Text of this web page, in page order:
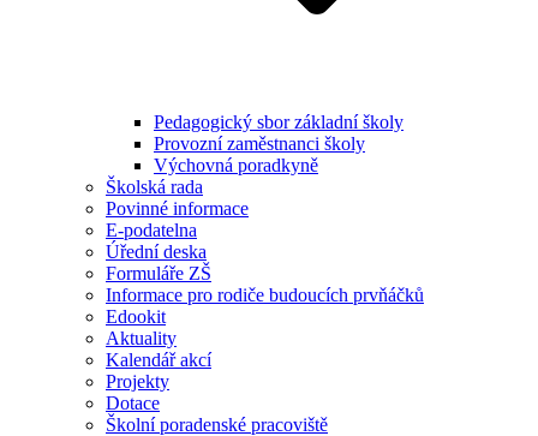
Pedagogický sbor základní školy
Provozní zaměstnanci školy
Výchovná poradkyně
Školská rada
Povinné informace
E-podatelna
Úřední deska
Formuláře ZŠ
Informace pro rodiče budoucích prvňáčků
Edookit
Aktuality
Kalendář akcí
Projekty
Dotace
Školní poradenské pracoviště